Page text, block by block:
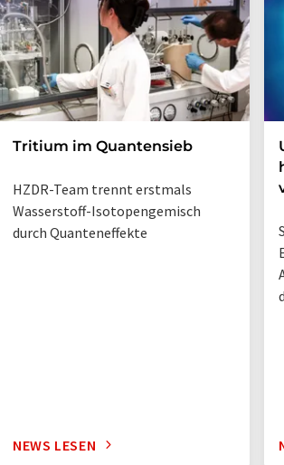
Tritium im Quantensieb
HZDR-Team trennt erstmals
Wasserstoff-Isotopengemisch
durch Quanteneffekte
NEWS LESEN